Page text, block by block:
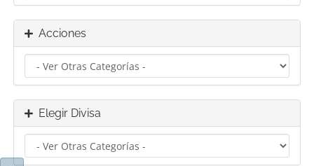
Acciones
Elegir Divisa